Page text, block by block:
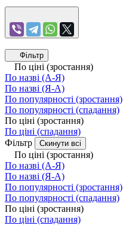
Фільтр
По ціні (зростання)
По назві (А-Я)
По назві (Я-А)
По популярності (зростання)
По популярності (спадання)
По ціні (зростання)
По ціні (спадання)
Фільтр
Скинути всі
По ціні (зростання)
По назві (А-Я)
По назві (Я-А)
По популярності (зростання)
По популярності (спадання)
По ціні (зростання)
По ціні (спадання)